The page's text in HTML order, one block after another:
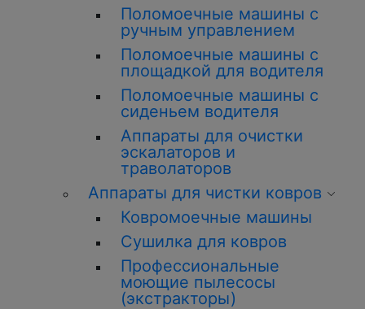
Поломоечные машины с
ручным управлением
Поломоечные машины с
площадкой для водителя
Поломоечные машины с
сиденьем водителя
Аппараты для очистки
эскалаторов и
траволаторов
Аппараты для чистки ковров
Ковромоечные машины
Сушилка для ковров
Профессиональные
моющие пылесосы
(экстракторы)